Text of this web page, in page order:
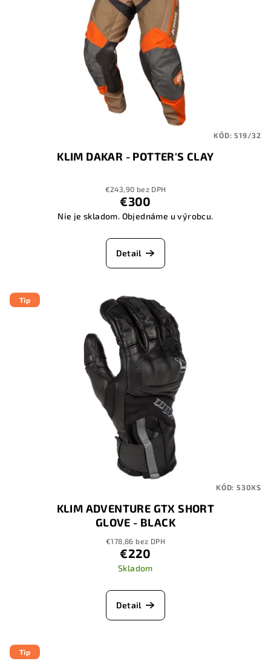
KLIM DAKAR - POTTER'S CLAY
€243,90 bez DPH
€300
Nie je skladom. Objednáme u výrobcu.
Detail
KÓD:519/32
Tip
KLIM ADVENTURE GTX SHORT
GLOVE - BLACK
€178,86 bez DPH
€220
Skladom
Detail
KÓD: 530XS
Tip